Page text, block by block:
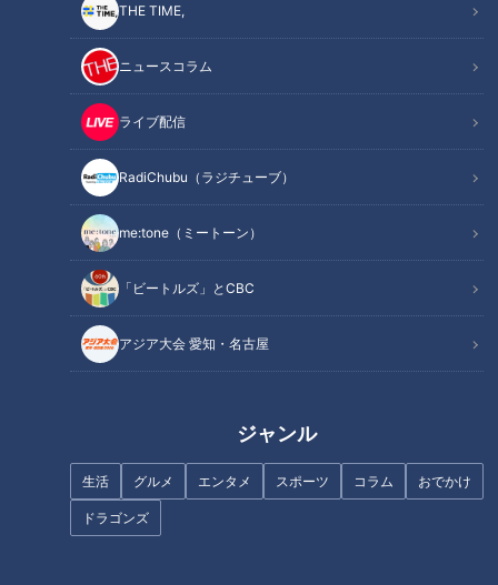
THE TIME,
ニュースコラム
ライブ配信
RadiChubu（ラジチューブ）
me:tone（ミートーン）
「ビートルズ」とCBC
アジア大会 愛知・名古屋
ジャンル
生活 グルメ エンタメ スポーツ コラム おでかけ
ドラゴンズ
この記事を見たあなたへのおすすめ
新生活に使いたい！「電動アシ
スト自転車」の選び方！
つのポイントで紹介！
「耳イタ解消アイデア」をご紹
コストコ商品で節約レシピ！大
人気商品のアヒージョが簡単に
炊き込みご飯に！？